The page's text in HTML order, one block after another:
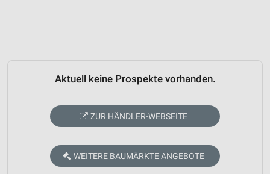
Aktuell keine Prospekte vorhanden.
ZUR HÄNDLER-WEBSEITE
WEITERE BAUMÄRKTE ANGEBOTE